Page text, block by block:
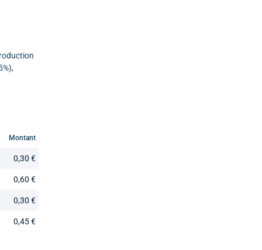
Montant
0,30 €
0,60 €
0,30 €
0,45 €